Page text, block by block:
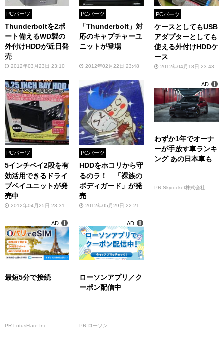
PCパーツ
Thunderboltを2ポ
ート備えるWD製の
外付けHDDが近日発
売
2012年03月23日 23:10
PCパーツ
「Thunderbolt」対
応のキャプチャーユ
ニットが登場
2012年02月22日 23:48
PCパーツ
ケースとしてもUSB
アダプターとしても
使える外付けHDDケ
ース
2012年04月18日 23:43
PCパーツ
5インチベイ2段を有
効活用できるドライ
ブベイユニットが発
売中
2012年04月25日 23:31
PCパーツ
HDDをホコリから守
るのラ！ 「裸族の
ボディガード」が発
売
2012年05月29日 22:21
わずか1年でオーナ
ーが手放す車ランキ
ング あの日本車も
PR Skyrocket株式会社
AD
最短5分で接続
PR LotusFlare Inc
AD
ローソンアプリ／ク
ーポン配信中
PR ローソン
AD